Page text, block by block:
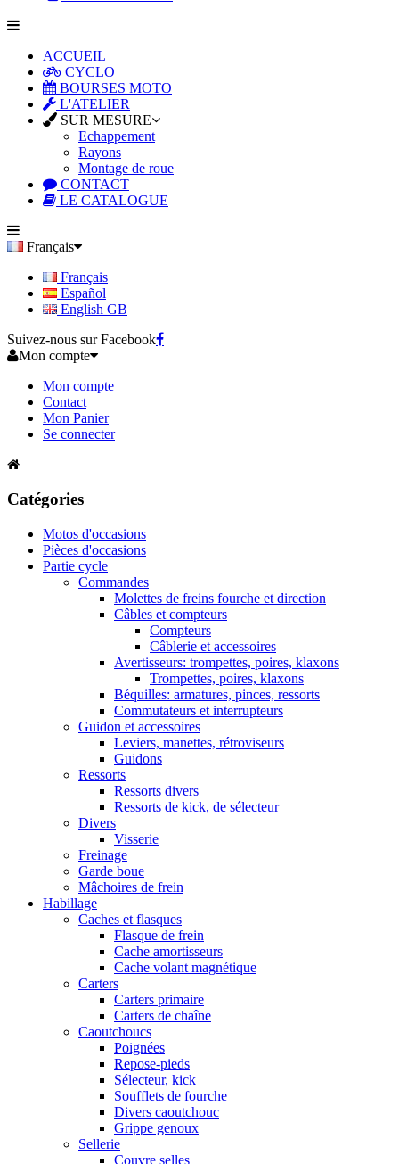
ACCUEIL
CYCLO
BOURSES MOTO
L'ATELIER
SUR MESURE
Echappement
Rayons
Montage de roue
CONTACT
LE CATALOGUE
Français
Français
Español
English GB
Suivez-nous sur Facebook
Mon compte
Mon compte
Contact
Mon Panier
Se connecter
Catégories
Motos d'occasions
Pièces d'occasions
Partie cycle
Commandes
Molettes de freins fourche et direction
Câbles et compteurs
Compteurs
Câblerie et accessoires
Avertisseurs: trompettes, poires, klaxons
Trompettes, poires, klaxons
Béquilles: armatures, pinces, ressorts
Commutateurs et interrupteurs
Guidon et accessoires
Leviers, manettes, rétroviseurs
Guidons
Ressorts
Ressorts divers
Ressorts de kick, de sélecteur
Divers
Visserie
Freinage
Garde boue
Mâchoires de frein
Habillage
Caches et flasques
Flasque de frein
Cache amortisseurs
Cache volant magnétique
Carters
Carters primaire
Carters de chaîne
Caoutchoucs
Poignées
Repose-pieds
Sélecteur, kick
Soufflets de fourche
Divers caoutchouc
Grippe genoux
Sellerie
Couvre selles